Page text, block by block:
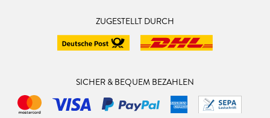
ZUGESTELLT DURCH
SICHER & BEQUEM BEZAHLEN